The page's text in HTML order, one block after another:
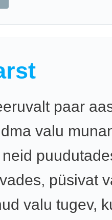
paar
valu
püsivat
valu tugev,